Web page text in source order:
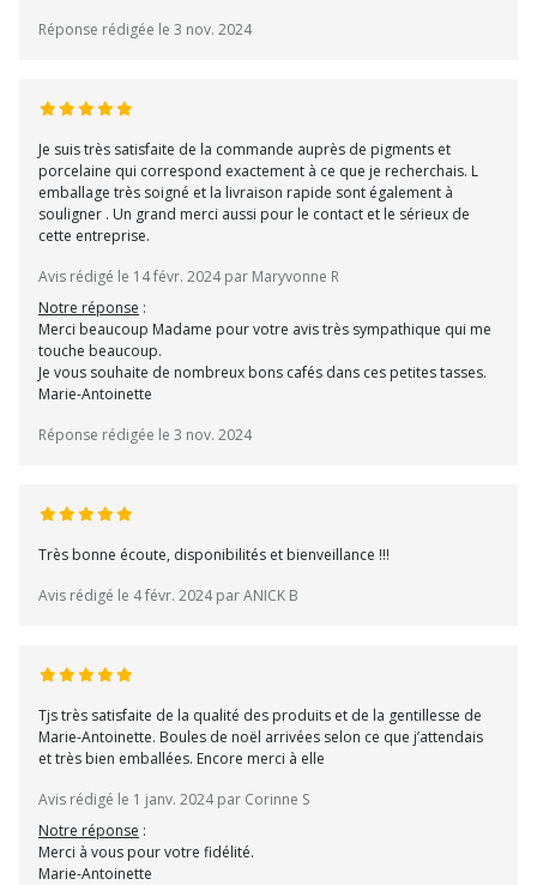
Réponse rédigée le 3 nov. 2024
Je suis très satisfaite de la commande auprès de pigments et
porcelaine qui correspond exactement à ce que je recherchais. L
emballage très soigné et la livraison rapide sont également à
souligner . Un grand merci aussi pour le contact et le sérieux de
cette entreprise.
Avis rédigé le 14 févr. 2024 par Maryvonne R
Notre réponse :
Merci beaucoup Madame pour votre avis très sympathique qui me
touche beaucoup.
Je vous souhaite de nombreux bons cafés dans ces petites tasses.
Marie-Antoinette
Réponse rédigée le 3 nov. 2024
Très bonne écoute, disponibilités et bienveillance !!!
Avis rédigé le 4 févr. 2024 par ANICK B
Tjs très satisfaite de la qualité des produits et de la gentillesse de
Marie-Antoinette. Boules de noël arrivées selon ce que j’attendais
et très bien emballées. Encore merci à elle
Avis rédigé le 1 janv. 2024 par Corinne S
Notre réponse :
Merci à vous pour votre fidélité.
Marie-Antoinette